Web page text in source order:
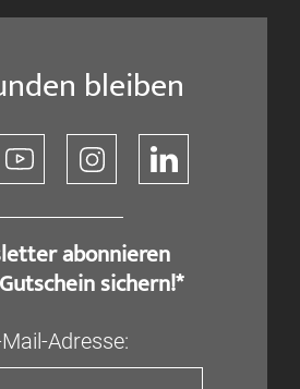
bleiben
abonnieren
sichern!*
Mail-Adresse: